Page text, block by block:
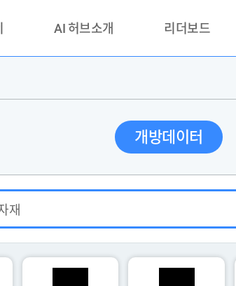
AI 허브소개
안심존이란?
리더보드
개방데이터